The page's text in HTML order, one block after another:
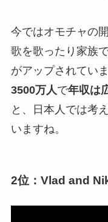
今ではオモチャの
歌を歌ったり家族
がアップされていま
3500万人 で年収は
と、日本人では考
いますね。
2位：Vlad and